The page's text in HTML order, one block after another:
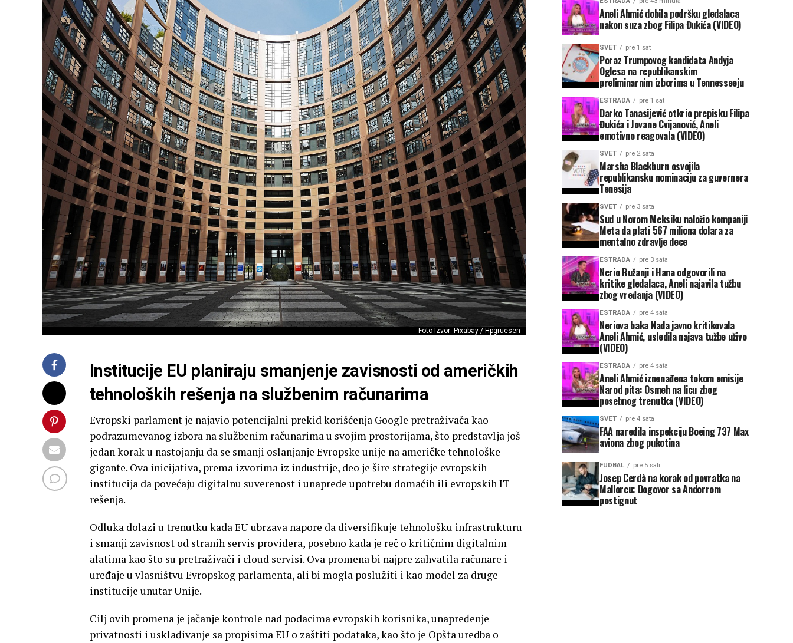
Foto Izvor: Pixabay / Hpgruesen
Institucije EU planiraju smanjenje zavisnosti od američkih
tehnoloških rešenja na službenim računarima
Evropski parlament je najavio potencijalni prekid korišćenja Google pretraživača kao
podrazumevanog izbora na službenim računarima u svojim prostorijama, što predstavlja još
jedan korak u nastojanju da se smanji oslanjanje Evropske unije na američke tehnološke
gigante. Ova inicijativa, prema izvorima iz industrije, deo je šire strategije evropskih
institucija da povećaju digitalnu suverenost i unaprede upotrebu domaćih ili evropskih IT
rešenja.
Odluka dolazi u trenutku kada EU ubrzava napore da diversifikuje tehnološku infrastrukturu
i smanji zavisnost od stranih servis providera, posebno kada je reč o kritičnim digitalnim
alatima kao što su pretraživači i cloud servisi. Ova promena bi najpre zahvatila računare i
uređaje u vlasništvu Evropskog parlamenta, ali bi mogla poslužiti i kao model za druge
institucije unutar Unije.
Cilj ovih promena je jačanje kontrole nad podacima evropskih korisnika, unapređenje
privatnosti i usklađivanje sa propisima EU o zaštiti podataka, kao što je Opšta uredba o
Aneli Ahmić dobila podršku gledalaca
nakon suza zbog Filipa Đukića (VIDEO)
SVET pre 1 sat
Poraz Trumpovog kandidata Andyja
Oglesa na republikanskim
preliminarnim izborima u Tennesseeju
ESTRADA pre 1 sat
Darko Tanasijević otkrio prepisku Filipa
Đukića i Jovane Cvijanović, Aneli
emotivno reagovala (VIDEO)
SVET pre 2 sata
Marsha Blackburn osvojila
republikansku nominaciju za guvernera
Tenesija
SVET pre 3 sata
Sud u Novom Meksiku naložio kompaniji
Meta da plati 567 miliona dolara za
mentalno zdravlje dece
ESTRADA pre 3 sata
Nerio Ružanji i Hana odgovorili na
kritike gledalaca, Aneli najavila tužbu
zbog vređanja (VIDEO)
ESTRADA pre 4 sata
Neriova baka Nada javno kritikovala
Aneli Ahmić, usledila najava tužbe uživo
(VIDEO)
ESTRADA pre 4 sata
Aneli Ahmić iznenađena tokom emisije
Narod pita: Osmeh na licu zbog
posebnog trenutka (VIDEO)
SVET pre 4 sata
FAA naredila inspekciju Boeing 737 Max
aviona zbog pukotina
FUDBAL pre 5 sati
Josep Cerdà na korak od povratka na
Mallorcu: Dogovor sa Andorrom
postignut